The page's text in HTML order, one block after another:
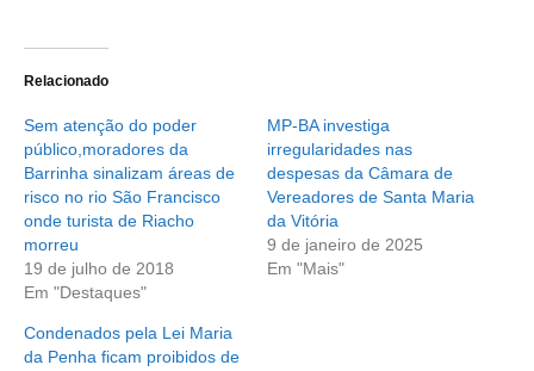
Relacionado
Sem atenção do poder
público,moradores da
Barrinha sinalizam áreas de
risco no rio São Francisco
onde turista de Riacho
morreu
19 de julho de 2018
Em "Destaques"
MP-BA investiga
irregularidades nas
despesas da Câmara de
Vereadores de Santa Maria
da Vitória
9 de janeiro de 2025
Em "Mais"
Condenados pela Lei Maria
da Penha ficam proibidos de